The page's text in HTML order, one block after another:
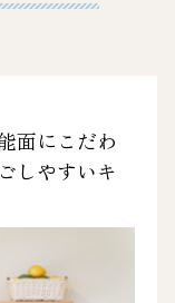
面にこだわ
しやすいキ